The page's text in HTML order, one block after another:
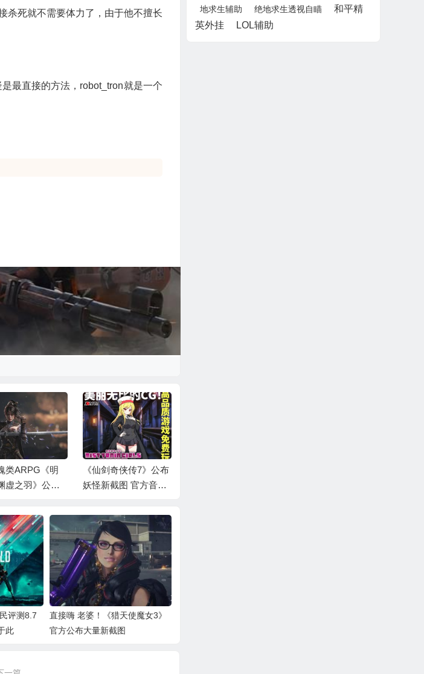
杀死就不需要体力了，由于他不擅长
最直接的方法，robot_tron就是一个
类ARPG《明
虚之羽》公
《仙剑奇侠传7》公布
妖怪新截图 官方音乐
评测8.7
此
直接嗨 老婆！《猎天使魔女3》
官方公布大量新截图
地求生辅助 绝地求生透视自瞄
和平精
英外挂
LOL辅助